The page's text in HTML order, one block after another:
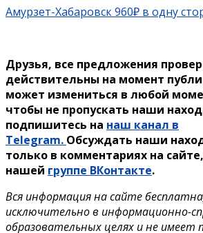
Амурзет-Хабаровск 960₽ в одну
Друзья, все предложения
действительны на момент
может измениться в любой
чтобы не пропускать наши
подпишитесь на наш канал в
Telegram. Обсуждать наши
только в комментариях на
нашей группе ВКонтакте.
Вся информация на сайте
исключительно в информационно-
образовательных целях и не имеет